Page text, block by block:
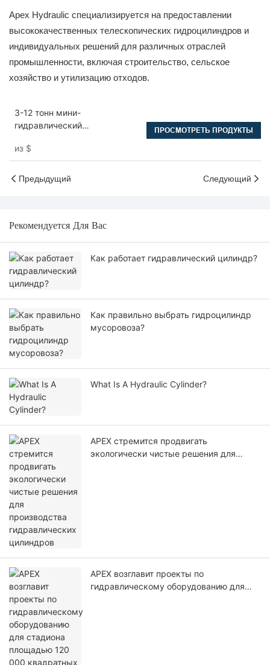
Apex Hydraulic специализируется на предоставлении
высококачественных телескопических гидроцилиндров и
индивидуальных решений для различных отраслей
промышленности, включая строительство, сельское
хозяйство и утилизацию отходов.
3-12 тонн мини-
гидравлический
для прицепа-свалки
из $
ПРОСМОТРЕТЬ ПРОДУКТЫ
Предыдущий Следующий
Рекомендуется Для Вас
Как работает гидравлический цилиндр?
Как правильно выбрать гидроцилиндр
мусоровоза?
What Is A Hydraulic Cylinder?
APEX стремится продвигать
экологически чистые решения для
APEX возглавит проекты по
гидравлическому оборудованию для